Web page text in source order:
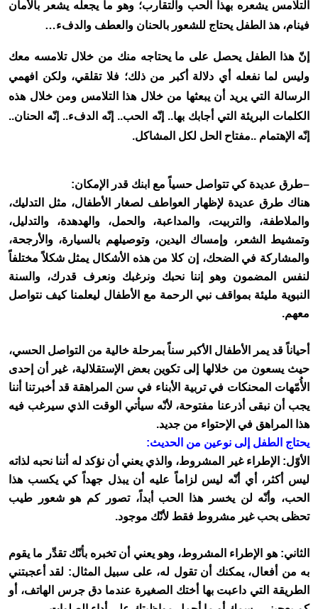
التلامس يشعره بهذا الحب والتقارب؛ وهو ما يجعله يشعر بالأمان
فينام، هذ الطفل يحتاج للشعور بالحنان والعطف والدفء…
إنّ هذا الطفل يحصل على ما يحتاجه منك من خلال تلامسه معك
وليس لما نفعله أي دلالة أكبر من ذلك؛ فلا تقلقي، ولكن افهمي
الرسالة التي يريد أن يبعثها من خلال هذا التلامس ومن خلال هذه
الكلمات البريئة التي أجابك بها.. إنّه الحب.. إنّه الدفء.. إنّه الحنان..
إنّه الإهتمام ..مفتاح الحل لكل المشاكل.
–طرق عديدة كي تتواصل حسياً مع ابنك قدر الإمكان:
هناك طرق عديدة لإظهار العواطف لصغار الأطفال، مثل التدليك،
والملاطفة، والتربيت، والمداعبة، والحمل، والهدهدة، والتدليل،
وتمشيط الشعر، وإمساك اليدين، وتوصيلهم بالسيارة، والأرجحة،
والمشاركة في الضحك، إن كلا من هذه الأشكال يمثل شكلاً مختلفاً
لنفس المضمون وهو إننا نحبك ونرغبك ونعرف قدرك، والسنة
النبوية مليئة بمواقف نبي الرحمة مع الأطفال ليعلمنا كيف نتواصل
معهم.
أحياناً قد يمر الأطفال الأكبر سناً بمرحلة خالية من التواصل الحسي،
حيث يسعون من خلالها إلى تكوين بعض الإستقلالية، غير أن إحدى
الأُمّهات المحنكات في تربية الأبناء في سن المراهقة قد أخبرتنا أننا
يجب أن نبقى أذرعنا مفتوحة، لأنّه سيأتي الوقت الذي سيرغب فيه
هذا المراهق في الإحتواء من جديد.
يحتاج الطفل إلى نوعين من الحديث:
الأوّل: الإطراء غير المشروط، والذي يعني أن نؤكد له أننا نحبه لذاته
ليس أكثر، أي أنّه ليس لزاماً عليه أن يبذل جهداً كي يكسب هذا
الحب، وأنّه لن يخسر هذا الحب أبداً، تصور كم هو شعور طيب
تحظى بحب غير مشروط فقط لأنّك موجود.
الثاني: هو الإطراء المشروط، وهو يعني أن تخبره بأنّك تقدِّر ما يقوم
به من أفعال، يمكنك أن تقول له، على سبيل المثال: لقد أعجبتني
الطريقة التي داعبت بها أختك الصغيرة عندما دق جرس الهاتف، أو